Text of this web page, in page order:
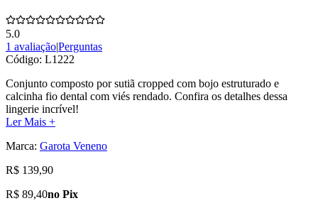
5.0
1 avaliação|Perguntas
Código: L1222
Conjunto composto por sutiã cropped com bojo estruturado e
calcinha fio dental com viés rendado. Confira os detalhes dessa
lingerie incrível!
Ler Mais +
Marca: Garota Veneno
R$ 139,90
R$ 89,40no Pix